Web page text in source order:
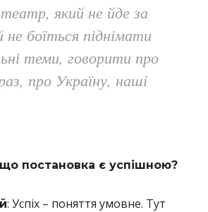
який не йде за
не боїться піднімати
теми, говорити про
про Україну, наші
постановка є успішною?
: Успіх – поняття умовне. Тут